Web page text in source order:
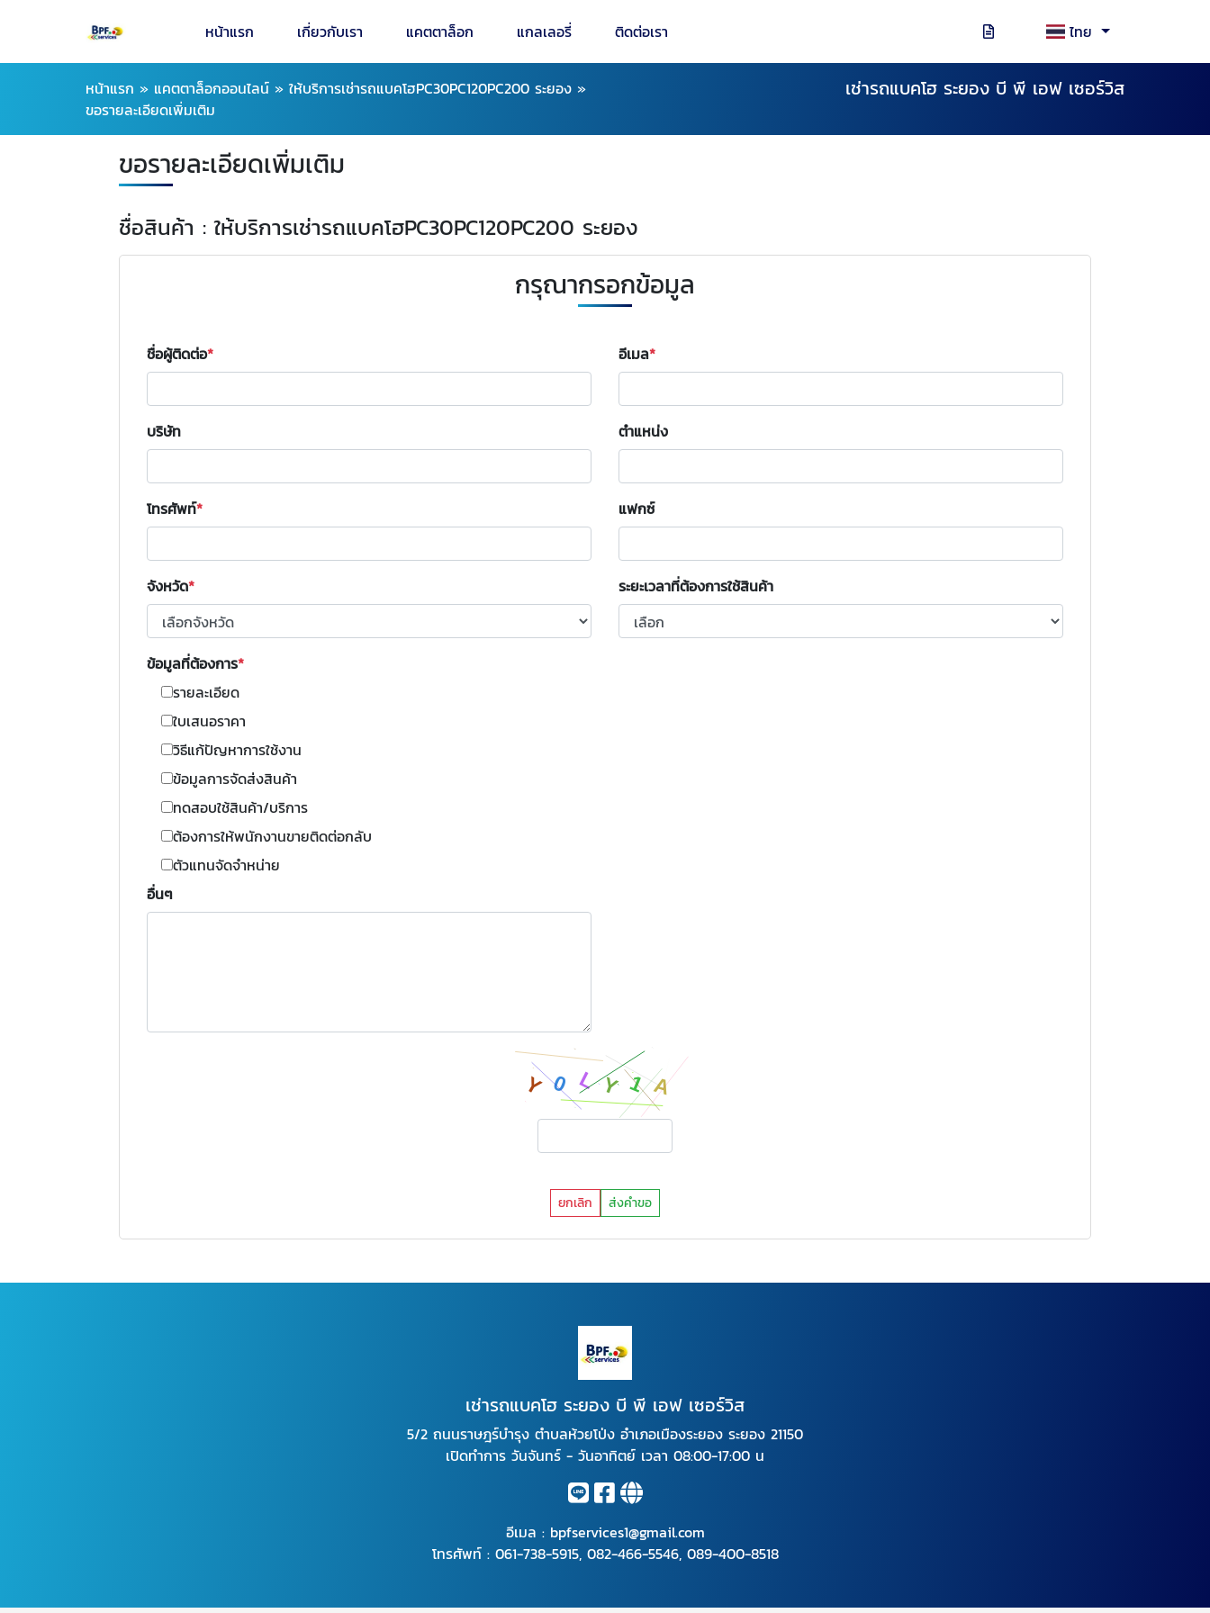
หน้าแรก เกี่ยวกับเรา แคตตาล็อก แกลเลอรี่ ติดต่อเรา ไทย
หน้าแรก » แคตตาล็อกออนไลน์ »ให้บริการเช่ารถแบคโฮPC30PC120PC200 ระยอง »
ขอรายละเอียดเพิ่มเติม
เช่ารถแบคโฮ ระยอง บี พี เอฟ เซอร์วิส
ขอรายละเอียดเพิ่มเติม
ชื่อสินค้า : ให้บริการเช่ารถแบคโฮPC30PC120PC200 ระยอง
กรุณากรอกข้อมูล
ชื่อผู้ติดต่อ อีเมล
บริษัท ตำแหน่ง
โทรศัพท์ แฟกซ์
จังหวัด ระยะเวลาที่ต้องการใช้สินค้า
ข้อมูลที่ต้องการ
รายละเอียด
ใบเสนอราคา
วิธีแก้ปัญหาการใช้งาน
ข้อมูลการจัดส่งสินค้า
ทดสอบใช้สินค้า/บริการ
ต้องการให้พนักงานขายติดต่อกลับ
ตัวแทนจัดจำหน่าย
อื่นๆ
ยกเลิก ส่งคำขอ
เช่ารถแบคโฮ ระยอง บี พี เอฟ เซอร์วิส
5/2 ถนนราษฎร์บำรุง ตำบลห้วยโป่ง อำเภอเมืองระยอง ระยอง 21150
เปิดทำการ วันจันทร์ - วันอาทิตย์ เวลา 08:00-17:00 น
อีเมล : bpfservices1@gmail.com
โทรศัพท์ : 061-738-5915, 082-466-5546, 089-400-8518